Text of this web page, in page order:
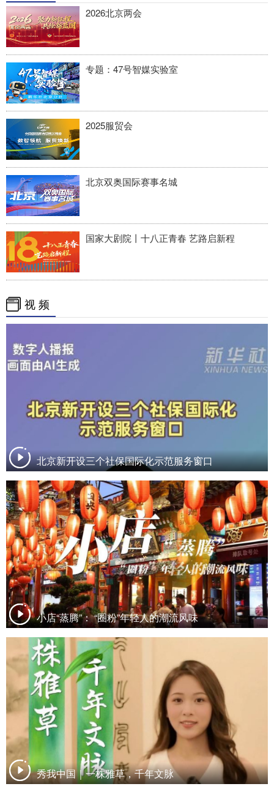
陕西 甘肃 青海 宁夏
新疆
多语种频道
English
Русский язык
Deutsch
2026北京两会
专题：47号智媒实验室
2025服贸会
北京双奥国际赛事名城
国家大剧院丨十八正青春 艺路启新程
视 频
北京新开设三个社保国际化示范服务窗口
小店“蒸腾”： “圈粉”年轻人的潮流风味
秀我中国｜一株雅草，千年文脉